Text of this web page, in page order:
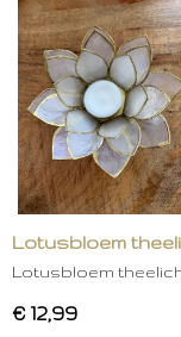
Lotusbloem
Lotusbloem
€ 12,99